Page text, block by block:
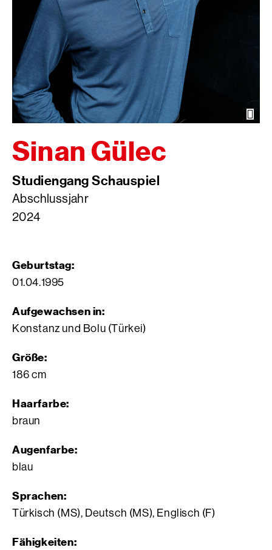
Sinan Gülec
Studiengang Schauspiel
Abschlussjahr
2024
Geburtstag:
01.04.1995
Aufgewachsen in:
Konstanz und Bolu (Türkei)
Größe:
186 cm
Haarfarbe:
braun
Augenfarbe:
blau
Sprachen:
Türkisch (MS), Deutsch (MS), Englisch (F)
Fähigkeiten:
der